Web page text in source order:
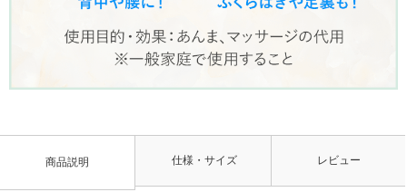
商品説明 仕様・サイズ レビュー